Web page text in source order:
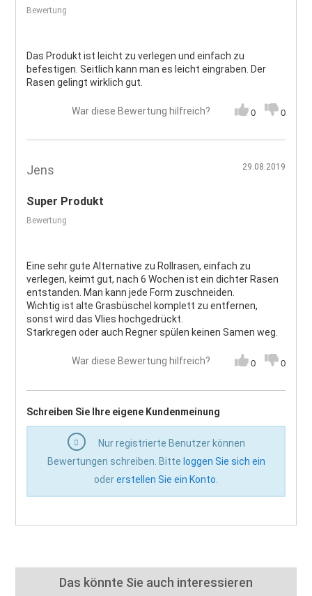
Bewertung
Das Produkt ist leicht zu verlegen und einfach zu
befestigen. Seitlich kann man es leicht eingraben. Der
Rasen gelingt wirklich gut.
War diese Bewertung hilfreich? 0 0
Jens 29.08.2019
Super Produkt
Bewertung
Eine sehr gute Alternative zu Rollrasen, einfach zu
verlegen, keimt gut, nach 6 Wochen ist ein dichter Rasen
entstanden. Man kann jede Form zuschneiden.
Wichtig ist alte Grasbüschel komplett zu entfernen,
sonst wird das Vlies hochgedrückt.
Starkregen oder auch Regner spülen keinen Samen weg.
War diese Bewertung hilfreich? 0 0
Schreiben Sie Ihre eigene Kundenmeinung
Nur registrierte Benutzer können
Bewertungen schreiben. Bitte loggen Sie sich ein
odererstellen Sie ein Konto
Das könnte Sie auch interessieren